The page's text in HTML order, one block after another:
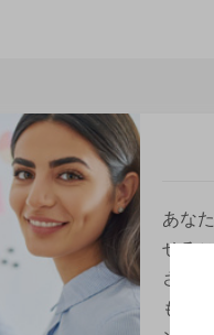
あな
せる
され
も、